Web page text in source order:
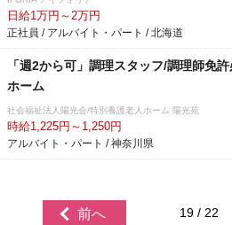
日給1万円～2万円
正社員 / アルバイト・パート / 北海道
「週2から可」調理スタッフ/調理師免
ホーム
社会福祉法人陽光会/特別養護老人ホーム 陽光苑
時給1,225円～1,250円
アルバイト・パート / 神奈川県
前へ 19 / 22